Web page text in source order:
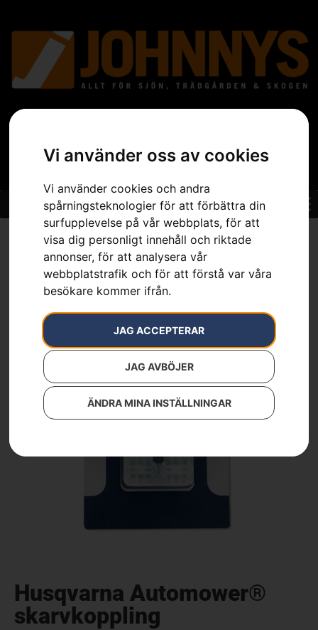
Vi använder oss av cookies
Vi använder cookies och andra
spårningsteknologier för att förbättra din
surfupplevelse på vår webbplats, för att
visa dig personligt innehåll och riktade
annonser, för att analysera vår
webbplatstrafik och för att förstå var våra
besökare kommer ifrån.
JAG ACCEPTERAR
JAG AVBÖJER
ÄNDRA MINA INSTÄLLNINGAR
Sortiment Trädgård » Robotgräsklippare » Tillbehör
Robotgräsklippare»Installationstillbehör » Husqvarna Automower®
skarvkoppling
Husqvarna Automower®
skarvkoppling